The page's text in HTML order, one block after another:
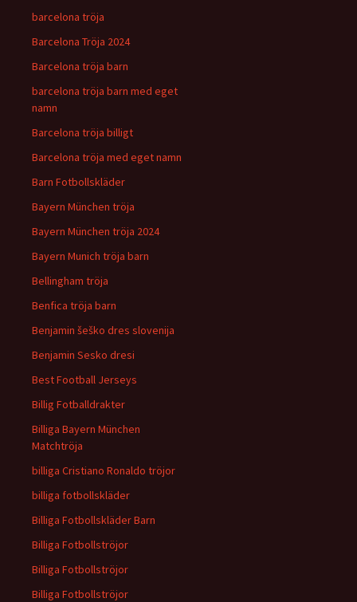
barcelona tröja
Barcelona Tröja 2024
Barcelona tröja barn
barcelona tröja barn med eget
namn
Barcelona tröja billigt
Barcelona tröja med eget namn
Barn Fotbollskläder
Bayern München tröja
Bayern München tröja 2024
Bayern Munich tröja barn
Bellingham tröja
Benfica tröja barn
Benjamin šeško dres slovenija
Benjamin Sesko dresi
Best Football Jerseys
Billig Fotballdrakter
Billiga Bayern München
Matchtröja
billiga Cristiano Ronaldo tröjor
billiga fotbollskläder
Billiga Fotbollskläder Barn
Billiga Fotbollströjor
Billiga Fotbollströjor
Billiga Fotbollströjor